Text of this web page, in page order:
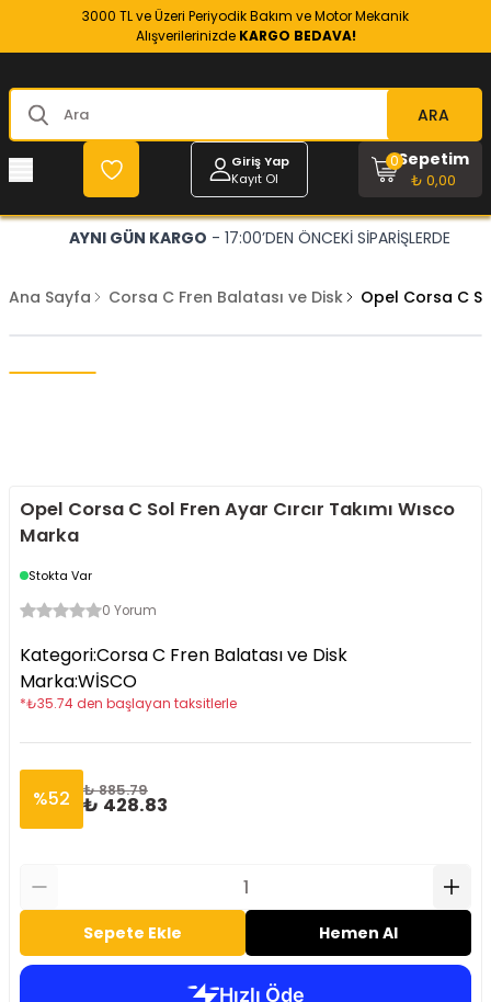
3000 TL ve Üzeri Periyodik Bakım ve Motor Mekanik
Alışverilerinizde KARGO BEDAVA!
ARA
Giriş Yap
Kayıt Ol
Sepetim
₺ 0,00
0
AYNI GÜN KARGO - 17:00’DEN ÖNCEKİ SİPARİŞLERDE
Ana Sayfa Corsa C Fren Balatası ve Disk Opel Corsa C
Opel Corsa C Sol Fren Ayar Cırcır Takımı Wısco
Marka
Stokta Var
0 Yorum
Kategori:Corsa C Fren Balatası ve Disk
Marka:WİSCO
*₺35.74 den başlayan taksitlerle
%52 ₺ 885.79
₺ 428.83
Sepete Ekle Hemen Al